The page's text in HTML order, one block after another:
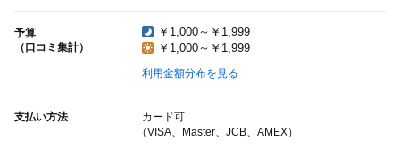
予算
（口コミ集計）
￥1,000～￥1,999
￥1,000～￥1,999
利用金額分布を見る
支払い方法
カード可
（VISA、Master、JCB、AMEX）